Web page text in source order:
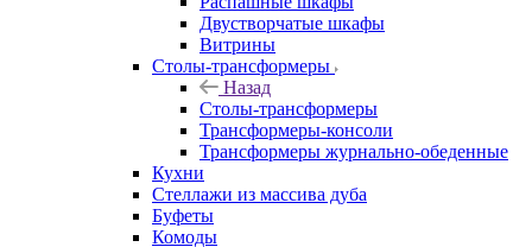
Двустворчатые шкафы
Витрины
Столы-трансформеры
Назад
Столы-трансформеры
Трансформеры-консоли
Трансформеры журнально-обеденные
Кухни
Стеллажи из массива дуба
Буфеты
Комоды